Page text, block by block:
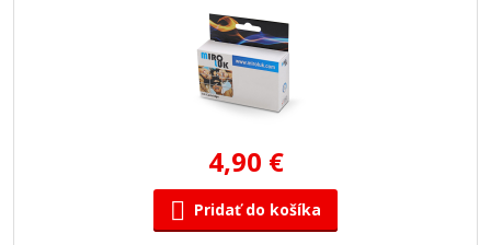
4,90 €
Pridať do košíka